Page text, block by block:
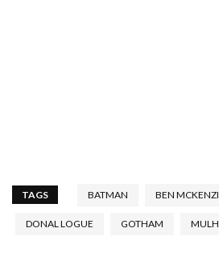
TAGS BATMAN BEN
DONAL LOGUE GOTHAM